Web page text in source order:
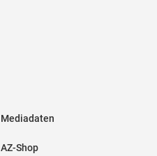
Mediadaten
AZ-Shop